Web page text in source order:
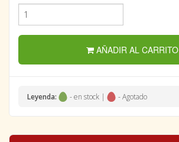
AÑADIR AL CARRITO
Leyenda: - en stock | - Agotado